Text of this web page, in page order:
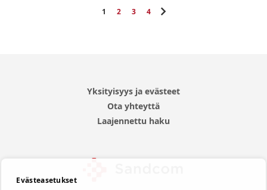
Sivu
Luet tällä hetkellä sivua
1 Sivu
2 Sivu
3 Sivu
4
Yksityisyys ja evästeet
Ota yhteyttä
Laajennettu haku
Evästeasetukset